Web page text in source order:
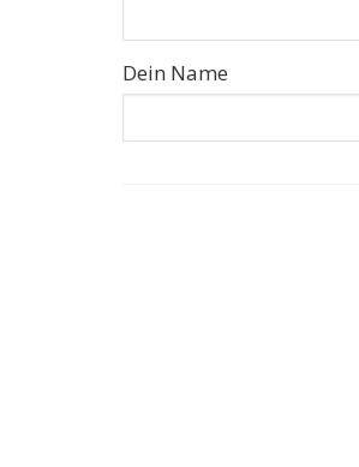
Dein Name